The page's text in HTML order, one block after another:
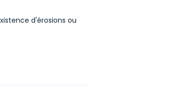
d'érosions ou